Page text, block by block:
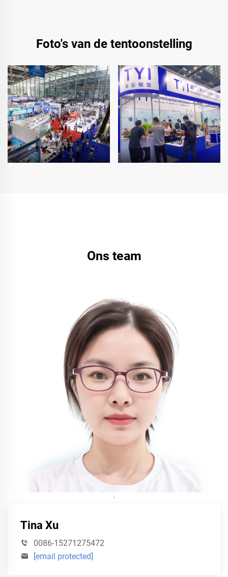
Foto's van de tentoonstelling
Ons team
·
Tina Xu
0086-15271275472
[email protected]